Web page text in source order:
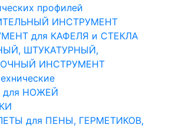
профилей
ИНСТРУМЕНТ
для КАФЕЛЯ и СТЕКЛА
ШТУКАТУРНЫЙ,
ИНСТРУМЕНТ
для НОЖЕЙ
для ПЕНЫ, ГЕРМЕТИКОВ,